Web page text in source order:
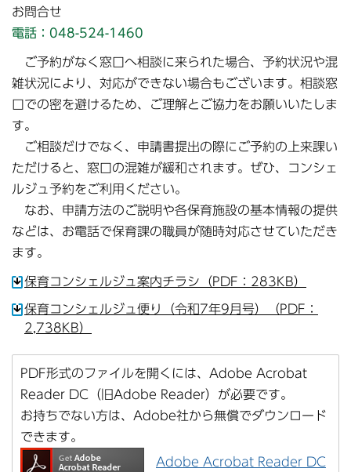
お問合せ
電話：048-524-1460
ご予約がなく窓口へ相談に来られた場合、予約状況や混
雑状況により、対応ができない場合もございます。相談窓
口での密を避けるため、ご理解とご協力をお願いいたしま
す。
ご相談だけでなく、申請書提出の際にご予約の上来課い
ただけると、窓口の混雑が緩和されます。ぜひ、コンシェ
ルジュ予約をご利用ください。
なお、申請方法のご説明や各保育施設の基本情報の提供
などは、お電話で保育課の職員が随時対応させていただき
ます。
保育コンシェルジュ案内チラシ（PDF：283KB）
保育コンシェルジュ便り（令和7年9月号）（PDF：
2,738KB）
PDF形式のファイルを開くには、Adobe Acrobat
Reader DC（旧Adobe Reader）が必要です。
お持ちでない方は、Adobe社から無償でダウンロード
できます。
Adobe Acrobat Reader DC